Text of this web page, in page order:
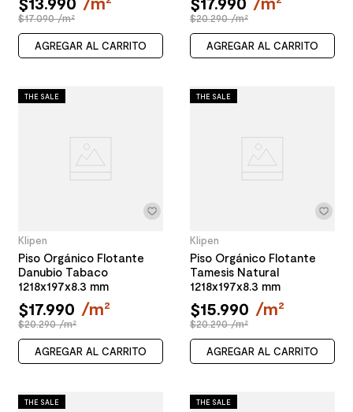
$17.090 /m²
AGREGAR AL CARRITO
$20.290 /m²
AGREGAR AL CARRITO
THE SALE
Klipen
Piso Orgánico Flotante
Danubio Tabaco
1218x197x8.3 mm
$17.990 /m²
$20.290 /m²
AGREGAR AL CARRITO
THE SALE
Klipen
Piso Orgánico Flotante
Tamesis Natural
1218x197x8.3 mm
$15.990 /m²
$20.290 /m²
AGREGAR AL CARRITO
THE SALE THE SALE